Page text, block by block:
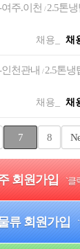
여주.이천/ 2.5톤
채용_ 채
인천관내/ 2.5톤
채용_ 채
7 8
회원가입 `클
류 회원가입